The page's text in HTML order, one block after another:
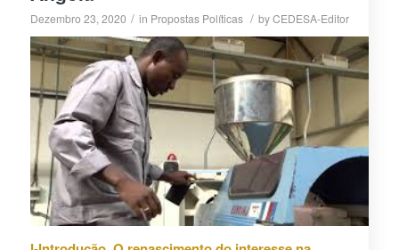
Dezembro 23, 2020 / in Propostas Políticas / byCEDESA-Editor